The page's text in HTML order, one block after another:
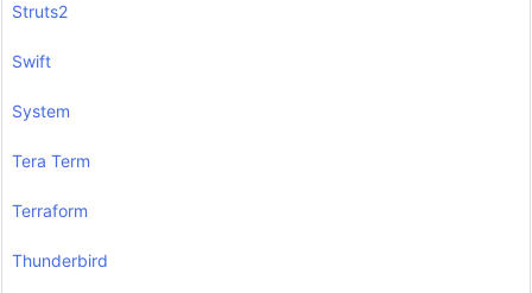
Struts2
Swift
System
Tera Term
Terraform
Thunderbird